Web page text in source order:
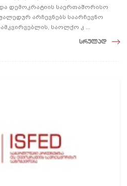
დემოკრატიის საერთაშორისო
არჩევნებს საარჩევნო
საოლქო კ ...
სრულად